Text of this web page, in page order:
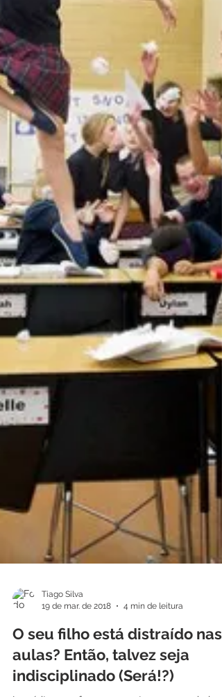
Tiago Silva
19 de mar. de 2018
4 min de leitura
O seu filho está distraído nas